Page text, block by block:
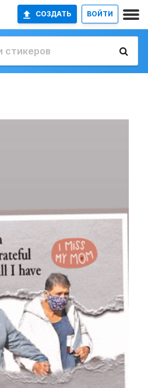
СОЗДАТЬ ВОЙТИ